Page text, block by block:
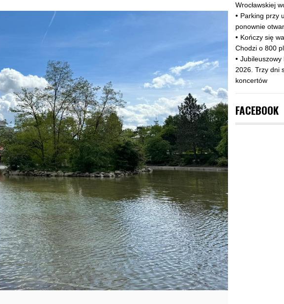
Wrocławskiej
Parking przy
ponownie
Kończy się
Chodzi o 800
Jubileuszowy
2026. Trzy dni
koncertów
FACEBOOK